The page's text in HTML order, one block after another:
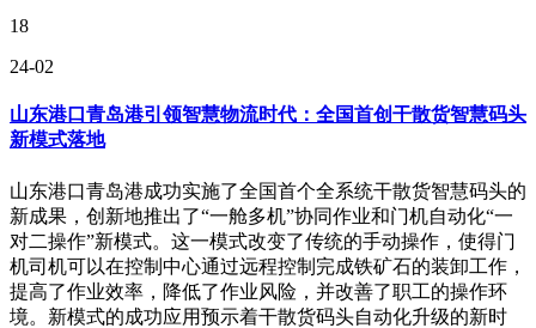
18
24-02
山东港口青岛港引领智慧物流时代：全国首创干散货智慧码头
新模式落地
山东港口青岛港成功实施了全国首个全系统干散货智慧码头的
新成果，创新地推出了“一舱多机”协同作业和门机自动化“一
对二操作”新模式。这一模式改变了传统的手动操作，使得门
机司机可以在控制中心通过远程控制完成铁矿石的装卸工作，
提高了作业效率，降低了作业风险，并改善了职工的操作环
境。新模式的成功应用预示着干散货码头自动化升级的新时